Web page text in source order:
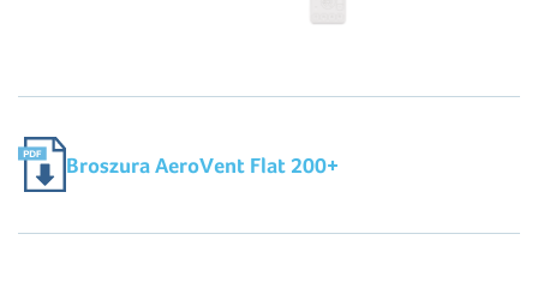
Broszura AeroVent Flat 200+